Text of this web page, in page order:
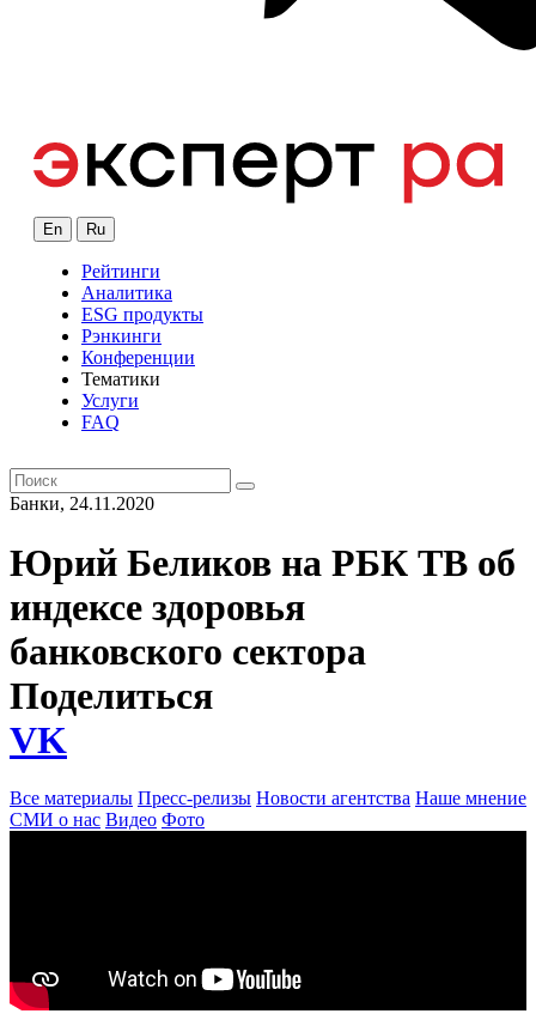
En Ru
Рейтинги
Аналитика
ESG продукты
Рэнкинги
Конференции
Тематики
Услуги
FAQ
Банки, 24.11.2020
Юрий Беликов на РБК ТВ об
индексе здоровья
банковского сектора
Поделиться
VK
Все материалы Пресс-релизы Новости агентства Наше мнение
СМИ о нас Видео Фото